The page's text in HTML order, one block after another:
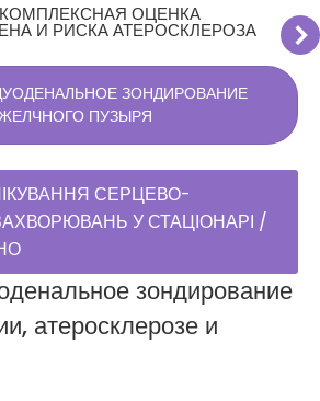
ОЦЕНКА
И РИСКА АТЕРОСКЛЕРОЗА
ЗОНДИРОВАНИЕ
ПУЗЫРЯ
СЕРЦЕВО-
У СТАЦІОНАРІ /
зондирование
атеросклерозе и